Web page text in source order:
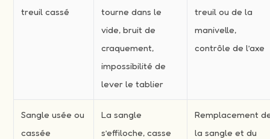
treuil cassé
tourne dans le
vide, bruit de
craquement,
impossibilité de
lever le tablier
treuil ou de la
manivelle,
contrôle de l’axe
Sangle usée ou
cassée
La sangle
s’effiloche, casse
Remplacement
la sangle et du